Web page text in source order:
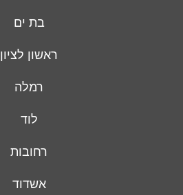
בת ים
ראשון לציון
רמלה
לוד
רחובות
אשדוד